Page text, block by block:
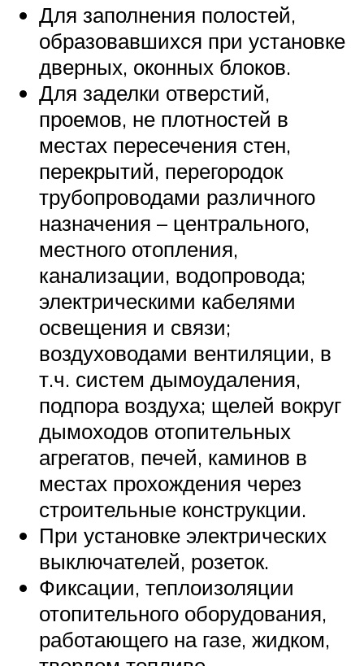
Для заполнения полостей,
образовавшихся при установке
дверных, оконных блоков.
Для заделки отверстий,
проемов, не плотностей в
местах пересечения стен,
перекрытий, перегородок
трубопроводами различного
назначения – центрального,
местного отопления,
канализации, водопровода;
электрическими кабелями
освещения и связи;
воздуховодами вентиляции, в
т.ч. систем дымоудаления,
подпора воздуха; щелей вокруг
дымоходов отопительных
агрегатов, печей, каминов в
местах прохождения через
строительные конструкции.
При установке электрических
выключателей, розеток.
Фиксации, теплоизоляции
отопительного оборудования,
работающего на газе, жидком,